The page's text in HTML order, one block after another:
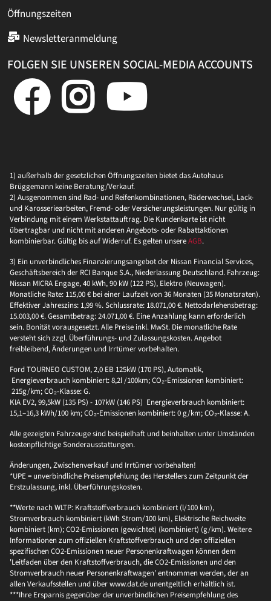
Öffnungszeiten
Newsletteranmeldung
FOLGEN SIE UNSEREN SOCIAL-MEDIA ACCOUNTS
1) außerhalb der gesetzlichen Öffnungszeiten bietet das Autohaus
Brüggemann keine Beratung/Verkauf.
2) Ausgenommen sind Rad- und Reifenkombinationen, Räderwechsel, Lack-
und Karosseriearbeiten, Fremd- oder Versicherungsleistungen. Nur gültig in
Verbindung mit einem Werkstattauftrag. Die Kundenkarte ist nicht
übertragbar und nicht mit anderen Angebots- oder Rabattaktionen
kombinierbar. Gültig bis auf Widerruf. Es gelten unsereAGB.
3) Ein unverbindliches Finanzierungsangebot der Nissan Financial Services,
Geschäftsbereich der RCI Banque S.A., Niederlassung Deutschland. Fahrzeug:
Nissan MICRA Engage, 40 kWh, 90 kW (122 PS), Elektro (Neuwagen).
Monatliche Rate: 115,00 € bei einer Laufzeit von 36 Monaten (35 Monatsraten).
Effektiver Jahreszins: 1,99 %. Schlussrate: 18.071,00 €. Nettodarlehensbetrag:
15.003,00 €. Gesamtbetrag: 24.071,00 €. Eine Anzahlung kann erforderlich
sein. Bonität vorausgesetzt. Alle Preise inkl. MwSt. Die monatliche Rate
versteht sich zzgl. Überführungs- und Zulassungskosten. Angebot
freibleibend, Änderungen und Irrtümer vorbehalten.
Ford TOURNEO CUSTOM, 2,0 EB 125kW (170 PS), Automatik,
Energieverbrauch kombiniert: 8,2l /100km; CO₂-Emissionen kombiniert:
215g/km; CO₂-Klasse: G.
KIA EV2, 99,5kW (135 PS) - 107kW (146 PS) Energieverbrauch kombiniert:
15,1–16,3 kWh/100 km; CO₂-Emissionen kombiniert: 0 g/km; CO₂-Klasse: A.
Alle gezeigten Fahrzeuge sind beispielhaft und beinhalten unter Umständen
kostenpflichtige Sonderausstattungen.
Änderungen, Zwischenverkauf und Irrtümer vorbehalten!
*UPE = unverbindliche Preisempfehlung des Herstellers zum Zeitpunkt der
Erstzulassung, inkl. Überführungskosten.
**Werte nach WLTP: Kraftstoffverbrauch kombiniert (l/100 km),
Stromverbrauch kombiniert (kWh Strom/100 km), Elektrische Reichweite
kombiniert (km); CO2-Emissionen (gewichtet) (kombiniert) (g/km). Weitere
Informationen zum offiziellen Kraftstoffverbrauch und den offiziellen
spezifischen CO2-Emissionen neuer Personenkraftwagen können dem
'Leitfaden über den Kraftstoffverbrauch, die CO2-Emissionen und den
Stromverbrauch neuer Personenkraftwagen' entnommen werden, der an
allen Verkaufsstellen und über www.dat.de unentgeltlich erhältlich ist.
***Ihre Ersparnis gegenüber der unverbindlichen Preisempfehlung des